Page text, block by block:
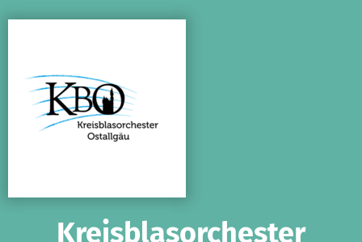
Kreisblasorchester